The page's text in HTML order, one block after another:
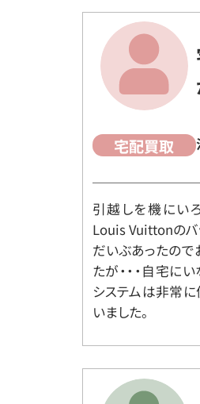
宅配買取
引越しを機にい
Louis Vuittonのバ
だいぶあったので
たが・・・自宅に
システムは非常に
いました。